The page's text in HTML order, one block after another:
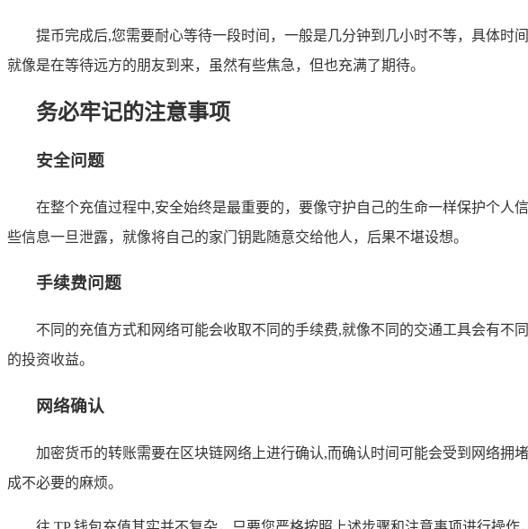
提币完成后,您需要耐心等待一段时间，一般是几分钟到几小时不等，具体时
就像是在等待远方的朋友到来，虽然有些焦急，但也充满了期待。
务必牢记的注意事项
安全问题
在整个充值过程中,安全始终是最重要的，要像守护自己的生命一样保护个人
些信息一旦泄露，就像将自己的家门钥匙随意交给他人，后果不堪设想。
手续费问题
不同的充值方式和网络可能会收取不同的手续费,就像不同的交通工具会有
的投资收益。
网络确认
加密货币的转账需要在区块链网络上进行确认,而确认时间可能会受到网络
成不必要的麻烦。